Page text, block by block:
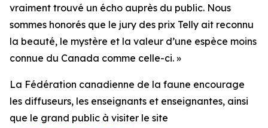
vraiment trouvé un écho auprès du public. Nous
sommes honorés que le jury des prix Telly ait reconnu
la beauté, le mystère et la valeur d’une espèce moins
connue du Canada comme celle-ci. »
La Fédération canadienne de la faune encourage
les diffuseurs, les enseignants et enseignantes, ainsi
que le grand public à visiter le site